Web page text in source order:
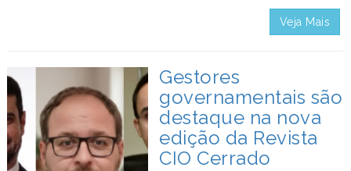
Veja Mais
Gestores
governamentais são
destaque na nova
edição da Revista
CIO Cerrado